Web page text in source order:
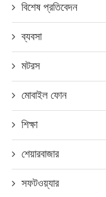
বিশেষ প্রতিবেদন
ব্যবসা
মটরস
মোবাইল ফোন
শিক্ষা
শেয়ারবাজার
সফটওয়্যার